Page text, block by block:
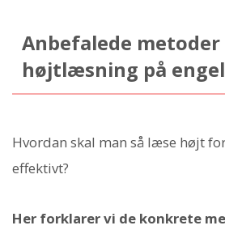
Anbefalede
højtlæsning på
Hvordan skal man så læse højt
effektivt?
Her forklarer vi de konkrete